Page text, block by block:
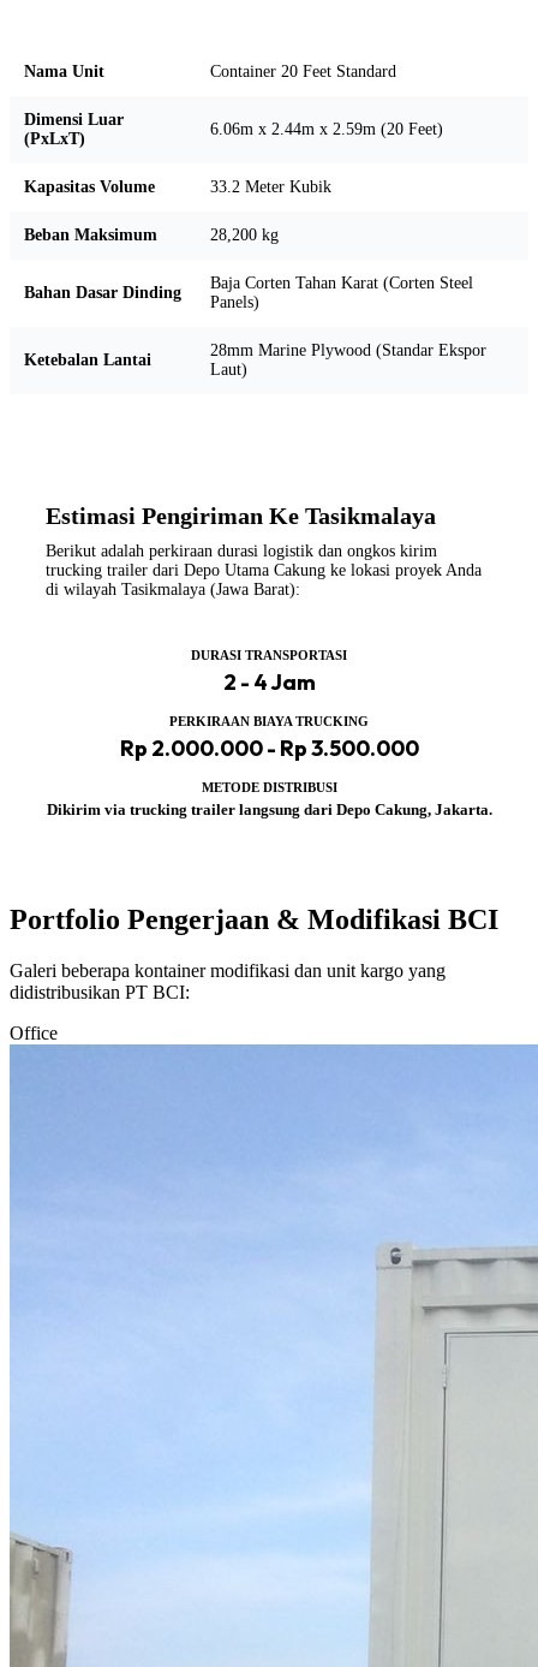
Nama Unit Container 20 Feet Standard
Dimensi Luar
(PxLxT)
6.06m x 2.44m x 2.59m (20 Feet)
Kapasitas Volume 33.2 Meter Kubik
Beban Maksimum 28,200 kg
Bahan Dasar Dinding
Baja Corten Tahan Karat (Corten Steel
Panels)
Ketebalan Lantai
28mm Marine Plywood (Standar Ekspor
Laut)
Estimasi Pengiriman Ke Tasikmalaya
Berikut adalah perkiraan durasi logistik dan ongkos kirim
trucking trailer dari Depo Utama Cakung ke lokasi proyek Anda
di wilayah Tasikmalaya (Jawa Barat):
DURASI TRANSPORTASI
2 - 4 Jam
PERKIRAAN BIAYA TRUCKING
Rp 2.000.000 - Rp 3.500.000
METODE DISTRIBUSI
Dikirim via trucking trailer langsung dari Depo Cakung, Jakarta.
Portfolio Pengerjaan & Modifikasi BCI
Galeri beberapa kontainer modifikasi dan unit kargo yang
didistribusikan PT BCI:
Office